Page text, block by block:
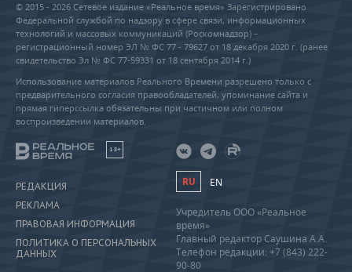
© 2015 - 2026 Сетевое издание «Реальное время» Зарегистрировано
Федеральной службой по надзору в сфере связи, информационных
технологий и массовых коммуникаций (Роскомнадзор) –
регистрационный номер ЭЛ № ФС 77 - 79627 от 18 декабря 2020 г. (ранее
свидетельство Эл № ФС 77-59331 от 18 сентября 2014 г.)
Использование материалов Реального Времени разрешено только с
предварительного согласия правообладателей, упоминание сайта и
прямая гиперссылка обязательны при частичном или полном
воспроизведении материалов.
18+
РЕДАКЦИЯ
РЕКЛАМА
ПРАВОВАЯ ИНФОРМАЦИЯ
ПОЛИТИКА О ПЕРСОНАЛЬНЫХ
ДАННЫХ
RU EN
Учредитель ООО «Реальное
время»
Главный редактор Саушина А.А.
Телефон редакции: +7 (843) 222-
90-80